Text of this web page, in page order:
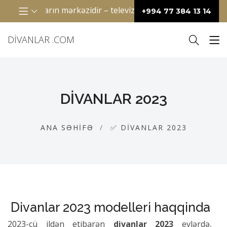
mərkəzidir – televizor qarşısında birlikdə film
+994 77 384 13 14
DIVANLAR .COM
DIVANLAR 2023
ANA SƏHIFƏ ✅ DIVANLAR 2023
Divanlar 2023 modelleri haqqinda
2023-cü ildən etibarən divanlar 2023 evlərdə,